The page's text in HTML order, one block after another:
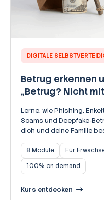
DIGITALE
Betrug erkennen
„Betrug? Nicht mit
Lerne, wie Phishing,
Scams und Deepfake-
dich und deine Familie
8 Module
Für
100% on demand
Kurs entdecken